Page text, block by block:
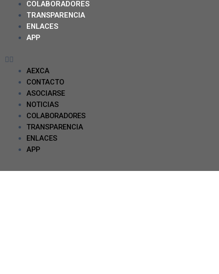
COLABORADORES
TRANSPARENCIA
ENLACES
APP
AEXCA
CONTACTO
ASOCIARSE
NOTICIAS
COLABORADORES
TRANSPARENCIA
ENLACES
APP